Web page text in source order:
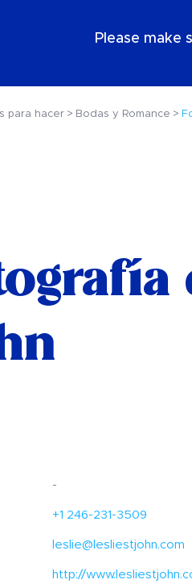
Please make
para hacer Bodas y Romance
-
+1 246-231-3509
leslie@lesliestjohn.com
http://